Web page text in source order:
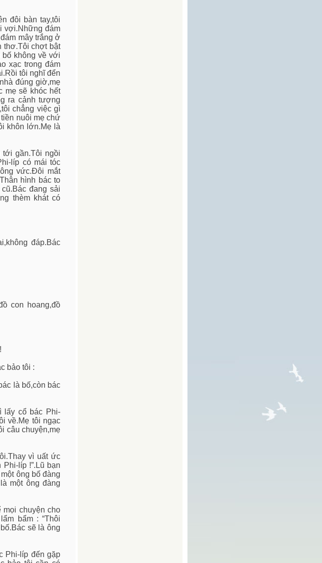
đôi bàn tay,tôi
vợi.Những đám
mây trắng ở
thơ.Tôi chợt bật
không về với
xạc trong đám
tôi nghĩ đển
đúng giờ,mẹ
mẹ sẽ khóc hết
ra cảnh tượng
chẳng việc gì
nuôi mẹ chứ
khôn lớn.Mẹ là
gần.Tôi ngồi
líp có mái tóc
vức.Đôi mắt
hình bác to
đang sải
thèm khát có
đáp.Bác
con hoang,đồ
bảo tôi :
là bố,còn bác
lấy cổ bác Phi-
về.Mẹ tôi ngạc
câu chuyện,mẹ
vì uất ức
líp !”.Lũ bạn
ông bố đàng
một ông đàng
mọi chuyện cho
bẩm : “Thôi
sẽ là ông
Phi-líp đến gặp